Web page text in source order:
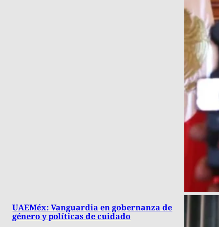
UAEMéx: Vanguardia en gobernanza de
género y políticas de cuidado